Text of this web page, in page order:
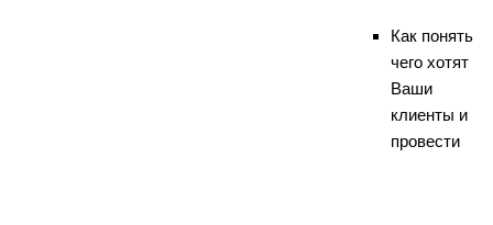
Как понять
чего хотят
Ваши
клиенты и
провести